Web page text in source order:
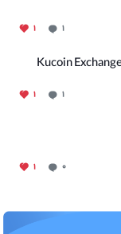
۱ ۱
۱ ۱
۰ ۱